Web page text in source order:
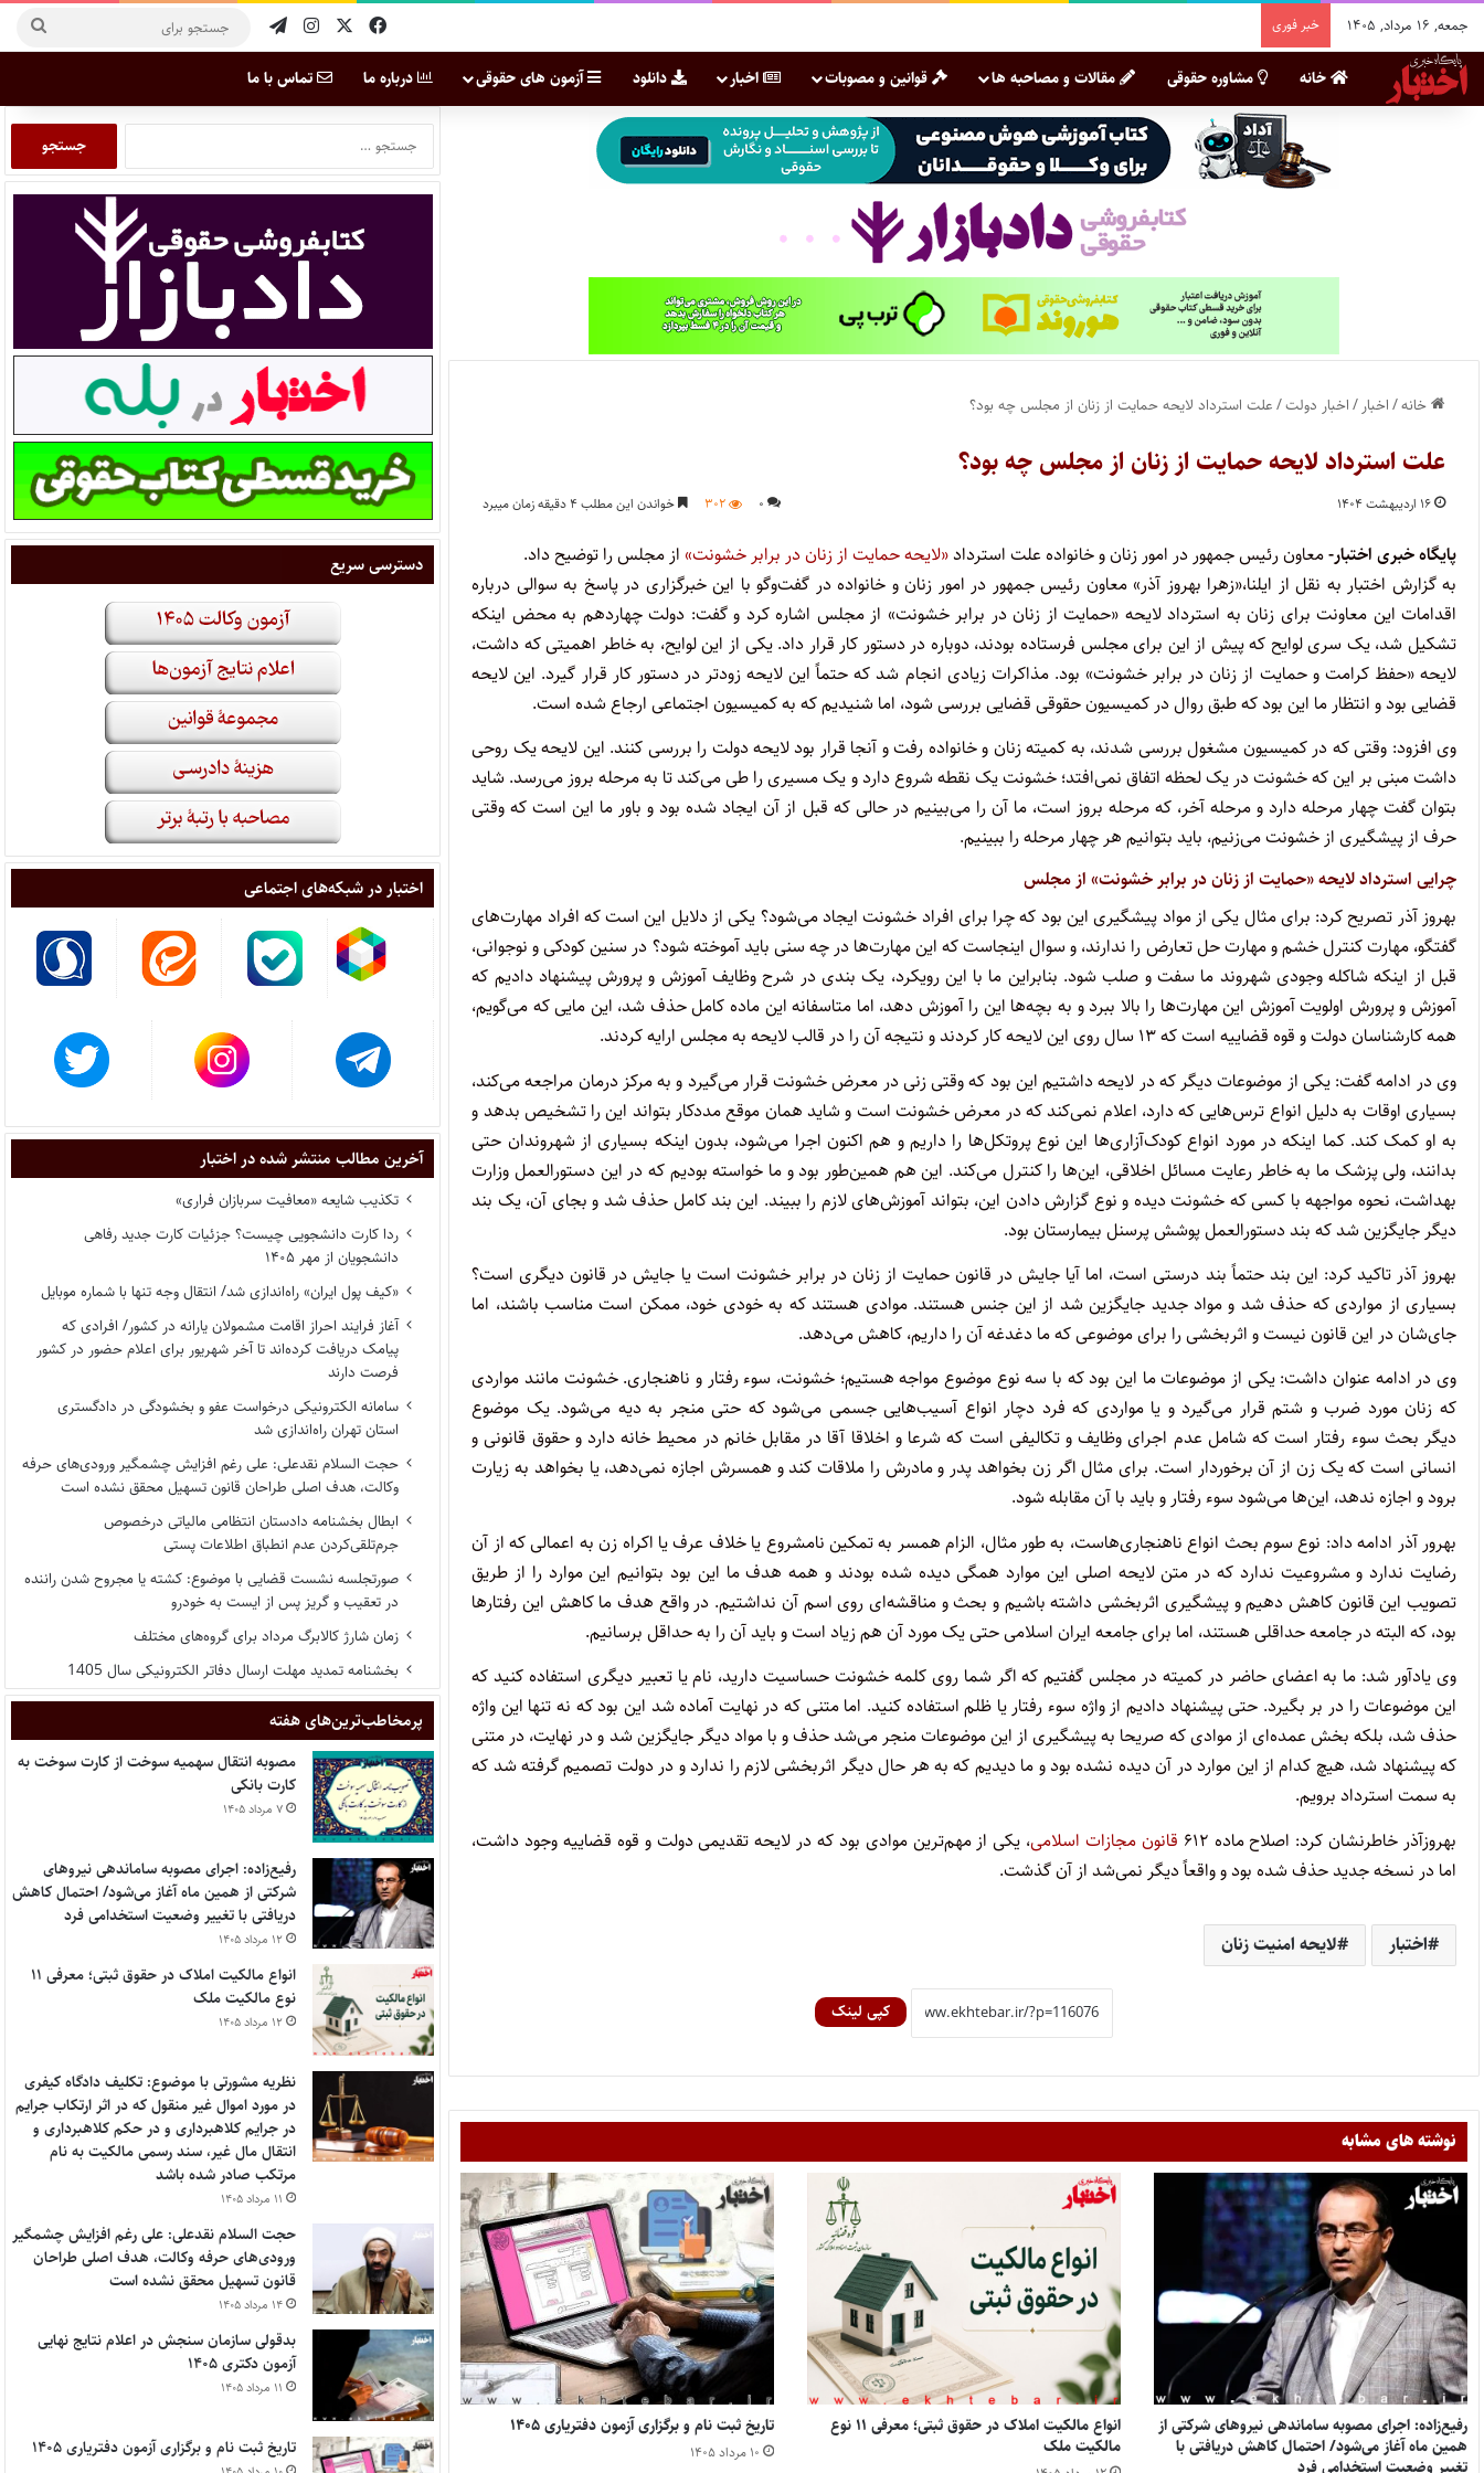
جمعه, ۱۶ مرداد, ۱۴۰۵ خبر فوری
خانه مشاوره حقوقی مقالات و مصاحبه ها قوانین و مصوبات اخبار دانلود آزمون های حقوقی درباره ما تماس با ما
خانه/اخبار /اخبار دولت/علت استرداد لایحه حمایت از زنان از مجلس چه بود؟
علت استرداد لایحه حمایت از زنان از مجلس چه بود؟
۱۶ اردیبهشت ۱۴۰۴ ۰ ۳۰۲ خواندن این مطلب ۴ دقیقه زمان میبرد
پایگاه خبری اختبار-معاون رئیس جمهور در امور زنان و خانواده علت استرداد«لایحه حمایت از زنان در برابر خشونت» از مجلس را توضیح داد.
به گزارش اختبار به نقل از ایلنا،‌«زهرا بهروز آذر» معاون رئیس جمهور در امور زنان و خانواده در گفت‌وگو با این خبرگزاری در پاسخ به سوالی درباره
اقدامات این معاونت برای زنان به استرداد لایحه «حمایت از زنان در برابر خشونت» از مجلس اشاره کرد و گفت: دولت چهاردهم به محض اینکه
تشکیل شد، یک سری لوایح که پیش از این برای مجلس فرستاده بودند، دوباره در دستور کار قرار داد. یکی از این لوایح، به خاطر اهمیتی که داشت،
لایحه «حفظ کرامت و حمایت از زنان در برابر خشونت» بود. مذاکرات زیادی انجام شد که حتماً این لایحه زودتر در دستور کار قرار گیرد. این لایحه
قضایی بود و انتظار ما این بود که طبق روال در کمیسیون حقوقی قضایی بررسی شود، اما شنیدیم که به کمیسیون اجتماعی ارجاع شده است.
وی افزود: وقتی که در کمیسیون مشغول بررسی شدند، به کمیته زنان و خانواده رفت و آنجا قرار بود لایحه دولت را بررسی کنند. این لایحه یک روحی
داشت مبنی بر این که خشونت در یک لحظه اتفاق نمی‌افتد؛ خشونت یک نقطه شروع دارد و یک مسیری را طی می‌کند تا به مرحله بروز می‌رسد. شاید
بتوان گفت چهار مرحله دارد و مرحله آخر، که مرحله بروز است، ما آن را می‌بینیم در حالی که قبل از آن ایجاد شده بود و باور ما این است که وقتی
حرف از پیشگیری از خشونت می‌زنیم، باید بتوانیم هر چهار مرحله را ببینیم.
چرایی استرداد لایحه «حمایت از زنان در برابر خشونت» از مجلس
بهروز آذر تصریح کرد: برای مثال یکی از مواد پیشگیری این بود که چرا برای افراد خشونت ایجاد می‌شود؟ یکی از دلایل این است که افراد مهارت‌های
گفتگو، مهارت کنترل خشم و مهارت حل تعارض را ندارند، و سوال اینجاست که این مهارت‌ها در چه سنی باید آموخته شود؟ در سنین کودکی و نوجوانی،
قبل از اینکه شاکله وجودی شهروند ما سفت و صلب شود. بنابراین ما با این رویکرد، یک‌ بندی در شرح وظایف آموزش و پرورش پیشنهاد دادیم که
آموزش و پرورش اولویت آموزش این مهارت‌ها را بالا ببرد و به بچه‌ها این را آموزش دهد، اما متاسفانه این ماده کامل حذف شد، این مایی که می‌گویم،
همه کارشناسان دولت و قوه قضاییه است که ۱۳ سال روی این لایحه کار کردند و نتیجه آن را در قالب لایحه به مجلس ارایه کردند.
وی در ادامه گفت: یکی از موضوعات دیگر که در لایحه داشتیم این بود که وقتی زنی در معرض خشونت قرار می‌گیرد و به مرکز درمان مراجعه می‌کند،
بسیاری اوقات به دلیل انواع ترس‌هایی که دارد، اعلام نمی‌کند که در معرض خشونت است و شاید همان موقع مددکار بتواند این را تشخیص بدهد و
به او کمک کند. کما اینکه در مورد انواع کودک‌آزاری‌ها این نوع پروتکل‌ها را داریم و هم اکنون اجرا می‌شود، بدون اینکه بسیاری از شهروندان حتی
بدانند، ولی پزشک ما به خاطر رعایت مسائل اخلاقی، این‌ها را کنترل می‌کند. این هم همین‌طور بود و ما خواسته بودیم که در این دستورالعمل وزارت
بهداشت، نحوه مواجهه با کسی که خشونت دیده و نوع گزارش دادن این، بتواند آموزش‌های لازم را ببیند. این بند کامل حذف شد و بجای آن، یک بند
دیگر جایگزین شد که بند دستورالعمل پوشش پرسنل بیمارستان بود.
بهروز آذر تاکید کرد: این بند حتماً بند درستی است، اما آیا جایش در قانون حمایت از زنان در برابر خشونت است یا جایش در قانون دیگری است؟
بسیاری از مواردی که حذف شد و مواد جدید جایگزین شد از این جنس هستند. موادی هستند که به خودی خود، ممکن است مناسب باشند، اما
جای‌شان در این قانون نیست و اثربخشی را برای موضوعی که ما دغدغه آن را داریم، کاهش می‌دهد.
وی در ادامه عنوان داشت: یکی از موضوعات ما این بود که با سه نوع موضوع مواجه هستیم؛ خشونت، سوء رفتار و ناهنجاری. خشونت مانند مواردی
که زنان مورد ضرب و شتم قرار می‌گیرد و یا مواردی که فرد دچار انواع آسیب‌هایی جسمی می‌شود که حتی منجر به دیه می‌شود. یک موضوع
دیگر بحث سوء رفتار است که شامل‌ عدم اجرای وظایف و تکالیفی است که شرعا و اخلاقا آقا در مقابل خانم در محیط خانه دارد و حقوق قانونی و
انسانی است که یک زن از آن برخوردار است. برای مثال اگر زن بخواهد پدر و مادرش را ملاقات کند و همسرش اجازه نمی‌دهد، یا بخواهد به زیارت
برود و اجازه ندهد، این‌ها می‌شود سوء رفتار و باید با آن مقابله شود.
بهرور آذر ادامه داد: نوع سوم بحث انواع ناهنجاری‌هاست، به طور مثال، الزام همسر به تمکین نامشروع یا خلاف عرف یا اکراه زن به اعمالی که از آن
رضایت ندارد و مشروعیت ندارد که در متن لایحه اصلی این موارد همگی دیده شده بودند و همه هدف ما این بود بتوانیم این موارد را از طریق
تصویب این قانون کاهش دهیم و پیشگیری اثربخشی داشته باشیم و بحث و مناقشه‌ای روی اسم آن نداشتیم. در واقع هدف ما کاهش این رفتارها
بود، که البته در جامعه حداقلی هستند، اما برای جامعه ایران اسلامی حتی یک مورد آن هم زیاد است و باید آن را به حداقل برسانیم.
وی یادآور شد: ما به اعضای حاضر در کمیته در مجلس گفتیم که اگر شما روی کلمه خشونت حساسیت دارید، نام یا تعبیر دیگری استفاده کنید که
این موضوعات را در بر بگیرد. حتی پیشنهاد دادیم از واژه سوء رفتار یا ظلم استفاده کنید. اما متنی که در نهایت آماده شد این بود که نه تنها این واژه
حذف شد، بلکه بخش عمده‌ای از موادی که صریحا به پیشگیری از این موضوعات منجر می‌شد حذف و با مواد دیگر جایگزین شد و در نهایت، در متنی
که پیشنهاد شد، هیچ کدام از این موارد در آن دیده نشده بود و ما دیدیم که به هر حال دیگر اثربخشی لازم را ندارد و در دولت تصمیم گرفته شد که
به سمت استرداد برویم.
بهروزآذر خاطرنشان کرد: اصلاح ماده ۶۱۲
قانون مجازات اسلامی، یکی از مهم‌ترین موادی بود که در لایحه تقدیمی دولت و قوه قضاییه وجود داشت،
اما در نسخه جدید حذف شده بود و واقعاً دیگر نمی‌شد از آن گذشت.
اختبار لایحه امنیت زنان
کپی لینک
نوشته های مشابه
رفیع‌زاده: اجرای مصوبه ساماندهی نیروهای شرکتی از
همین ماه آغاز می‌شود/ احتمال کاهش دریافتی با
تغییر وضعیت استخدامی فرد
انواع مالکیت املاک در حقوق ثبتی؛ معرفی ۱۱ نوع
مالکیت ملک
تاریخ ثبت نام و برگزاری آزمون دفتریاری ۱۴۰۵
۱۰ مرداد ۱۴۰۵
دسترسی سریع
اختبار در شبکه‌های اجتماعی
آخرین مطالب منتشر شده در اختبار
تکذیب شایعه «معافیت سربازان فراری»
ردا کارت دانشجویی چیست؟ جزئیات کارت جدید رفاهی
دانشجویان از مهر ۱۴۰۵
«کیف پول ایران» راه‌اندازی شد/ انتقال وجه تنها با شماره موبایل
آغاز فرایند احراز اقامت مشمولان یارانه در کشور/ افرادی که
پیامک دریافت کرده‌اند تا آخر شهریور برای اعلام حضور در کشور
فرصت دارند
سامانه الکترونیکی درخواست عفو و بخشودگی در دادگستری
استان تهران راه‌اندازی شد
حجت السلام نقدعلی: علی رغم افزایش چشمگیر ورودی‌های حرفه
وکالت، هدف اصلی طراحان قانون تسهیل محقق نشده است
ابطال بخشنامه دادستان انتظامی مالیاتی درخصوص
جرم‌تلقی‌کردن عدم انطباق اطلاعات پستی
صورتجلسه نشست قضایی با موضوع: کشته یا مجروح شدن راننده
در تعقیب و گریز پس از ایست به خودرو
زمان شارژ کالابرگ مرداد برای گروه‌های مختلف
بخشنامه تمدید مهلت ارسال دفاتر الکترونیکی سال 1405
پر‌مخاطب‌ترین‌های هفته
مصوبه انتقال سهمیه سوخت از کارت سوخت به
کارت بانکی
۷ مرداد ۱۴۰۵
رفیع‌زاده: اجرای مصوبه ساماندهی نیروهای
شرکتی از همین ماه آغاز می‌شود/ احتمال کاهش
دریافتی با تغییر وضعیت استخدامی فرد
۱۲ مرداد ۱۴۰۵
انواع مالکیت املاک در حقوق ثبتی؛ معرفی ۱۱
نوع مالکیت ملک
۱۲ مرداد ۱۴۰۵
نظریه مشورتی با موضوع: تکلیف دادگاه کیفری
در مورد اموال غیر منقول که در اثر ارتکاب جرایم
در جرایم کلاهبرداری و در حکم کلاهبرداری و
انتقال مال غیر، سند رسمی مالکیت به نام
مرتکب صادر شده باشد
۱۱ مرداد ۱۴۰۵
حجت السلام نقدعلی: علی رغم افزایش چشمگیر
ورودی‌های حرفه وکالت، هدف اصلی طراحان
قانون تسهیل محقق نشده است
۱۴ مرداد ۱۴۰۵
بدقولی سازمان سنجش در اعلام نتایج نهایی
آزمون دکتری ۱۴۰۵
۱۱ مرداد ۱۴۰۵
تاریخ ثبت نام و برگزاری آزمون دفتریاری ۱۴۰۵